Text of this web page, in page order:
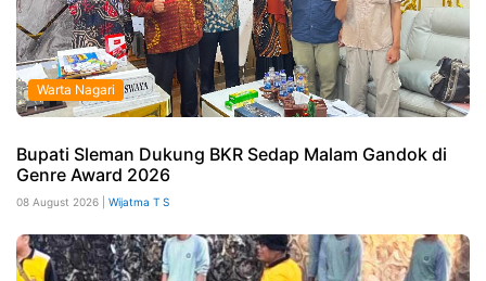
Warta Nagari
Bupati Sleman Dukung BKR Sedap Malam Gandok di
Genre Award 2026
08 August 2026 | Wijatma T S